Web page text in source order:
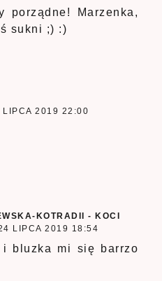
porządne! Marzenka,
sukni ;) :)
LIPCA 2019 22:00
KOTRADII - KOCI
LIPCA 2019 18:54
i bluzka mi się barrzo